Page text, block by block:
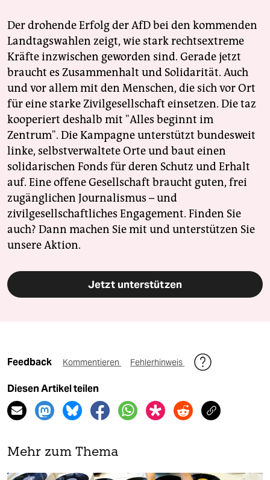
Der drohende Erfolg der AfD bei den kommenden
Landtagswahlen zeigt, wie stark rechtsextreme
Kräfte inzwischen geworden sind. Gerade jetzt
braucht es Zusammenhalt und Solidarität. Auch
und vor allem mit den Menschen, die sich vor Ort
für eine starke Zivilgesellschaft einsetzen. Die taz
kooperiert deshalb mit "Alles beginnt im
Zentrum". Die Kampagne unterstützt bundesweit
linke, selbstverwaltete Orte und baut einen
solidarischen Fonds für deren Schutz und Erhalt
auf. Eine offene Gesellschaft braucht guten, frei
zugänglichen Journalismus – und
zivilgesellschaftliches Engagement. Finden Sie
auch? Dann machen Sie mit und unterstützen Sie
unsere Aktion.
Jetzt unterstützen
Feedback Kommentieren Fehlerhinweis
Diesen Artikel teilen
Mehr zum Thema